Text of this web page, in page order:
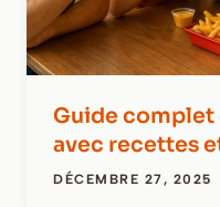
Guide complet
avec recettes
DÉCEMBRE 27, 2025